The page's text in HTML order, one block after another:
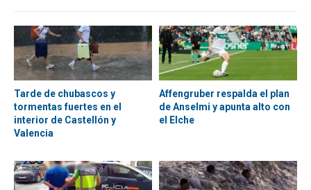
Tarde de chubascos y
tormentas fuertes en el
interior de Castellón y
Valencia
Affengruber respalda el plan
de Anselmi y apunta alto con
el Elche